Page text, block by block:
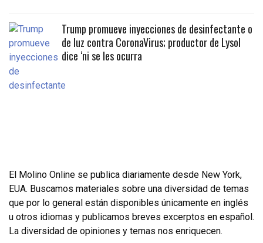
Trump promueve inyecciones de desinfectante o
de luz contra CoronaVirus; productor de Lysol
dice ‘ni se les ocurra
El Molino Online se publica diariamente desde New York,
EUA. Buscamos materiales sobre una diversidad de temas
que por lo general están disponibles únicamente en inglés
u otros idiomas y publicamos breves excerptos en español.
La diversidad de opiniones y temas nos enriquecen.